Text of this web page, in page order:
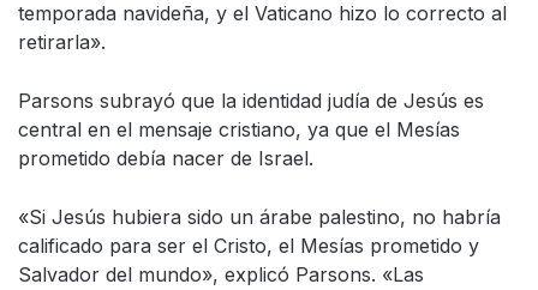
temporada navideña, y el Vaticano hizo lo correcto al
retirarla».
Parsons subrayó que la identidad judía de Jesús es
central en el mensaje cristiano, ya que el Mesías
prometido debía nacer de Israel.
«Si Jesús hubiera sido un árabe palestino, no habría
calificado para ser el Cristo, el Mesías prometido y
Salvador del mundo», explicó Parsons. «Las